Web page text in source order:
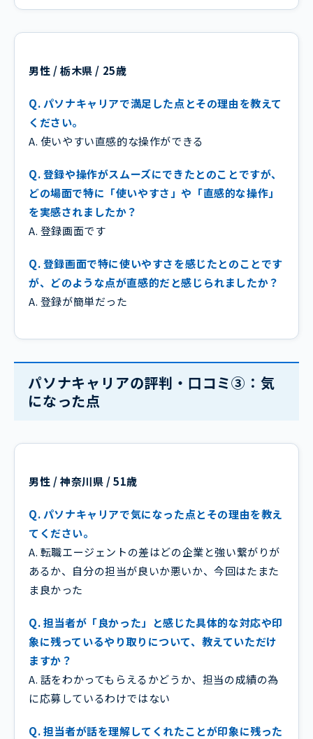
男性 / 栃木県 / 25歳
Q. パソナキャリアで満足した点とその理由を教えて
ください。
A. 使いやすい直感的な操作ができる
Q. 登録や操作がスムーズにできたとのことですが、
どの場面で特に「使いやすさ」や「直感的な操作」
を実感されましたか？
A. 登録画面です
Q. 登録画面で特に使いやすさを感じたとのことです
が、どのような点が直感的だと感じられましたか？
A. 登録が簡単だった
パソナキャリアの評判・口コミ③：気
になった点
男性 / 神奈川県 / 51歳
Q. パソナキャリアで気になった点とその理由を教え
てください。
A. 転職エージェントの差はどの企業と強い繋がりが
あるか、自分の担当が良いか悪いか、今回はたまた
ま良かった
Q. 担当者が「良かった」と感じた具体的な対応や印
象に残っているやり取りについて、教えていただけ
ますか？
A. 話をわかってもらえるかどうか、担当の成績の為
に応募しているわけではない
Q. 担当者が話を理解してくれたことが印象に残った